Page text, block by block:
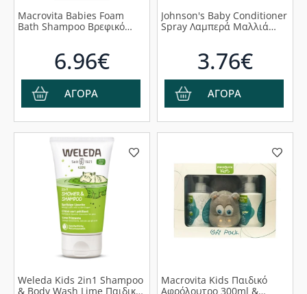
Macrovita Babies Foam
Bath Shampoo Βρεφικό
6.96€
ΑΓΟΡΑ
Johnson's Baby Conditioner
Spray Λαμπερά Μαλλιά
3.76€
ΑΓΟΡΑ
Weleda Kids 2in1 Shampoo
& Body Wash Lime Παιδικό
Macrovita Kids Παιδικό
Aφρόλουτρο 300ml &